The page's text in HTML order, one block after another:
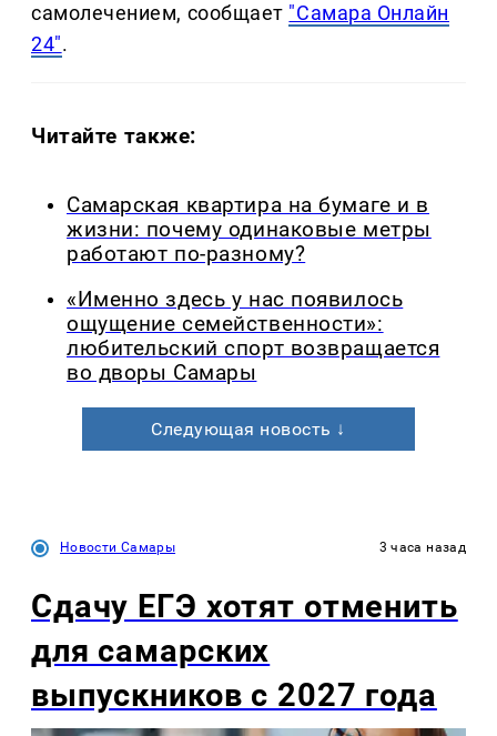
самолечением, сообщает "Самара Онлайн
24".
Читайте также:
Самарская квартира на бумаге и в
жизни: почему одинаковые метры
работают по-разному?
«Именно здесь у нас появилось
ощущение семейственности»:
любительский спорт возвращается
во дворы Самары
Следующая новость ↓
Новости Самары 3 часа назад
Сдачу ЕГЭ хотят отменить
для самарских
выпускников с 2027 года